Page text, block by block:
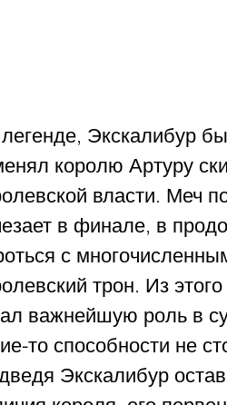
Экскалибур
королю Артуру
власти. Меч
в финале, в
с
трон. Из
важнейшую роль в
то способности не
Экскалибур